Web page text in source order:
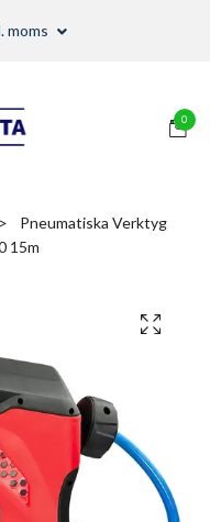
moms
0
Pneumatiska Verktyg
15m